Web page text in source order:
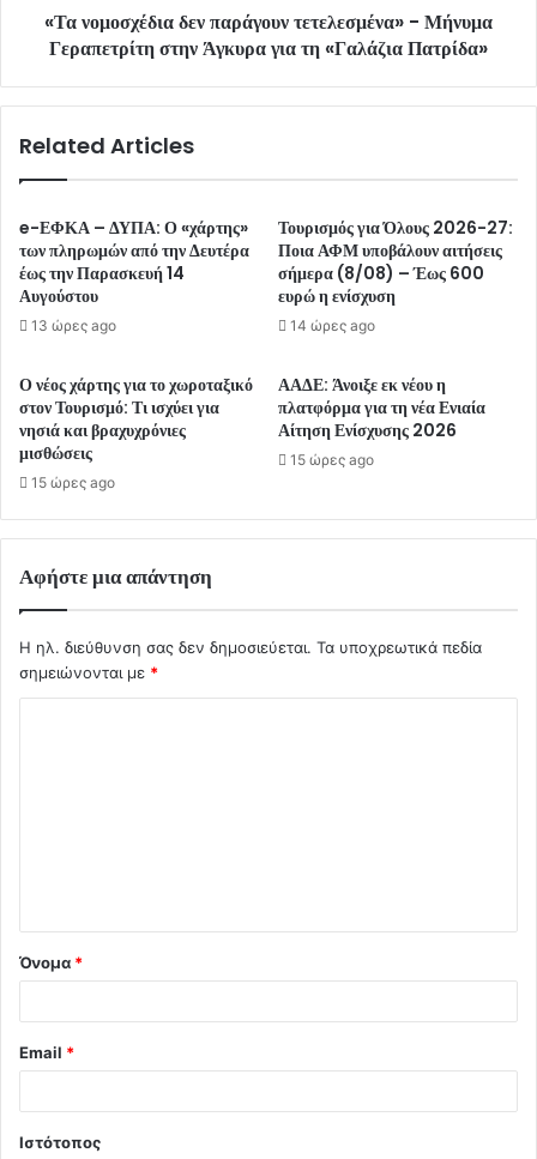
«Τα νομοσχέδια δεν παράγουν τετελεσμένα» - Μήνυμα
Γεραπετρίτη στην Άγκυρα για τη «Γαλάζια Πατρίδα»
Related Articles
e-ΕΦΚΑ – ΔΥΠΑ: Ο «χάρτης»
των πληρωμών από την Δευτέρα
έως την Παρασκευή 14
Αυγούστου
13 ώρες ago
Τουρισμός για Όλους 2026-27:
Ποια ΑΦΜ υποβάλουν αιτήσεις
σήμερα (8/08) – Έως 600
ευρώ η ενίσχυση
14 ώρες ago
Ο νέος χάρτης για το χωροταξικό
στον Τουρισμό: Τι ισχύει για
νησιά και βραχυχρόνιες
μισθώσεις
15 ώρες ago
ΑΑΔΕ: Άνοιξε εκ νέου η
πλατφόρμα για τη νέα Ενιαία
Αίτηση Ενίσχυσης 2026
15 ώρες ago
Αφήστε μια απάντηση
Η ηλ. διεύθυνση σας δεν δημοσιεύεται. Τα υποχρεωτικά πεδία
σημειώνονται με *
*
Όνομα *
Email *
Ιστότοπος